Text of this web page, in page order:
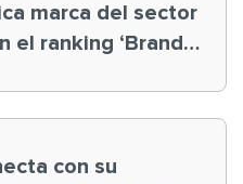
marca del sector
‘Brand
con su